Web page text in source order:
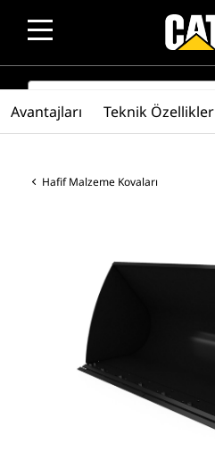
SEARCH
Hafif Malzeme Kovaları
Avantajları Teknik Özellikler